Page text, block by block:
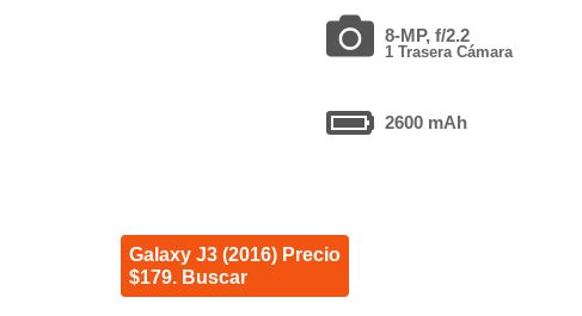
8-MP, f/2.2
1 Trasera Cámara
2600 mAh
Galaxy J3 (2016) Precio
$179. Buscar